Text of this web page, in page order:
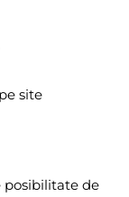
site
posibilitate de